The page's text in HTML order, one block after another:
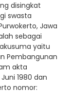
disingkat
swasta
Jawa
sebagai
yaitu
Pembangunan
akta
1980 dan
nomor: